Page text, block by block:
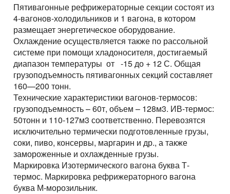
Пятивагонные рефрижераторные секции состоят из
4-вагонов-холодильников и 1 вагона, в котором
размещает энергетическое оборудование.
Охлаждение осуществляется также по рассольной
системе при помощи хладоносителя, достигаемый
диапазон температуры от -15 до + 12 С. Общая
грузоподъемность пятивагонных секций составляет
160—200 тонн.
Технические характеристики вагонов-термосов:
грузоподъемность – 60т, объем – 128м3. ИВ-термос:
50тонн и 110-127м3 соответственно. Перевозятся
исключительно термически подготовленные грузы,
соки, пиво, консервы, маргарин и др., а также
замороженные и охлажденные грузы.
Маркировка Изотермического вагона буква Т-
термос. Маркировка рефрижераторного вагона
буква М-морозильник.